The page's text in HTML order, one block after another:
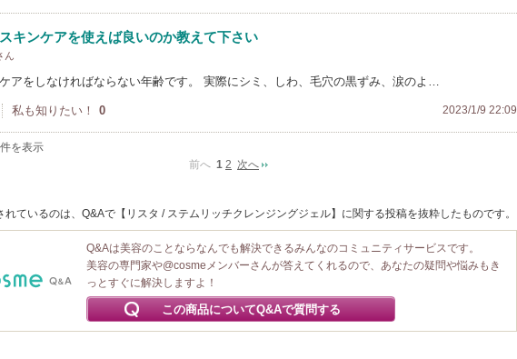
キンケアを使えば良いのか教えて下さい
ん
アをしなければならない年齢です。 実際にシミ、しわ、毛穴の黒ずみ、涙のよ…
私も知りたい！ 0 2023/1/9 22:09
を表示
前へ 1 2 次へ
れているのは、Q&Aで【リスタ / ステムリッチクレンジングジェル】に関する投稿を抜粋したものです。
Q&Aは美容のことならなんでも解決できるみんなのコミュニティサービスです。
美容の専門家や@cosmeメンバーさんが答えてくれるので、あなたの疑問や悩みもき
っとすぐに解決しますよ！
この商品についてQ&Aで質問する